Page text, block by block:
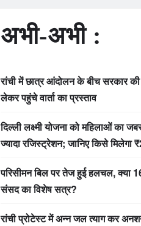
अभी-अभी :
रांची में छात्र आंदोलन के बीच सरकार
लेकर पहुंचे वार्ता का प्रस्ताव
दिल्ली लक्ष्मी योजना को महिलाओं का
ज्यादा रजिस्ट्रेशन; जानिए किसे मिलेगा
परिसीमन बिल पर तेज हुई हलचल, क्या
संसद का विशेष सत्र?
रांची प्रोटेस्ट में अन्न जल त्याग कर